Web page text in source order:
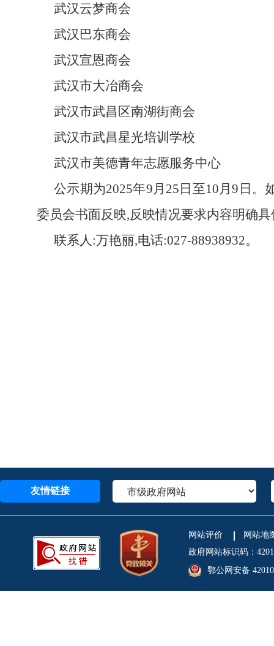
武汉云梦商会
武汉巴东商会
武汉宣恩商会
武汉市大冶商会
武汉市武昌区南湖街商会
武汉市武昌星光培训学校
武汉市美德青年志愿服务中心
公示期为2025年9月25日至10月9日
委员会书面反映,反映情况要求内容明确
联系人:万艳丽,电话:027-88938932。
友情链接
网站评价
网站地
政府网站标识码：
鄂公网安备